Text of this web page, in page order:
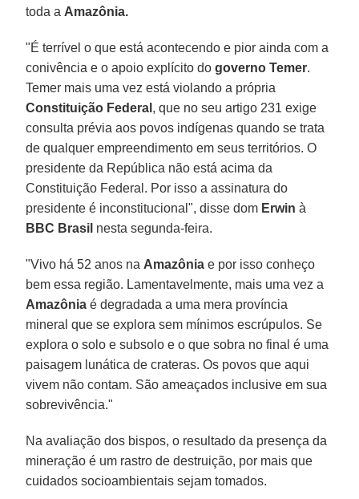
toda a Amazônia.
"É terrível o que está acontecendo e pior ainda com a
conivência e o apoio explícito dogoverno Temer.
Temer mais uma vez está violando a própria
Constituição Federal , que no seu artigo 231 exige
consulta prévia aos povos indígenas quando se trata
de qualquer empreendimento em seus territórios. O
presidente da República não está acima da
Constituição Federal. Por isso a assinatura do
presidente é inconstitucional", disse dom Erwin à
BBC Brasil nesta segunda-feira.
"Vivo há 52 anos na Amazônia e por isso conheço
bem essa região. Lamentavelmente, mais uma vez a
Amazônia é degradada a uma mera província
mineral que se explora sem mínimos escrúpulos. Se
explora o solo e subsolo e o que sobra no final é uma
paisagem lunática de crateras. Os povos que aqui
vivem não contam. São ameaçados inclusive em sua
sobrevivência."
Na avaliação dos bispos, o resultado da presença da
mineração é um rastro de destruição, por mais que
cuidados socioambientais sejam tomados.